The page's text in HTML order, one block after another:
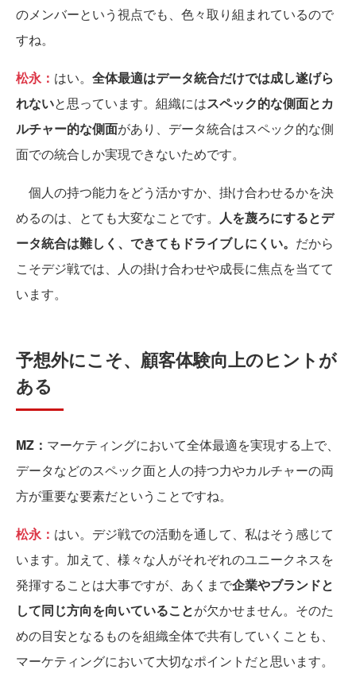
のメンバーという視点でも、色々取り組まれているので
すね。
松永： はい。 全体最適はデータ統合だけでは成し遂げら
れないと思っています。組織にはスペック的な側面とカ
ルチャー的な側面があり、データ統合はスペック的な側
面での統合しか実現できないためです。
個人の持つ能力をどう活かすか、掛け合わせるかを決
めるのは、とても大変なことです。 人を蔑ろにするとデ
ータ統合は難しく、できてもドライブしにくい。 だから
こそデジ戦では、人の掛け合わせや成長に焦点を当てて
います。
予想外にこそ、顧客体験向上のヒントが
ある
MZ： マーケティングにおいて全体最適を実現する上で、
データなどのスペック面と人の持つ力やカルチャーの両
方が重要な要素だということですね。
松永： はい。デジ戦での活動を通して、私はそう感じて
います。加えて、様々な人がそれぞれのユニークネスを
発揮することは大事ですが、あくまで企業やブランドと
して同じ方向を向いていることが欠かせません。そのた
めの目安となるものを組織全体で共有していくことも、
マーケティングにおいて大切なポイントだと思います。